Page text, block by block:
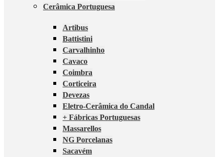
Cerâmica Portuguesa
Artibus
Battistini
Carvalhinho
Cavaco
Coimbra
Corticeira
Devezas
Eletro-Cerâmica do Candal
+ Fábricas Portuguesas
Massarellos
NG Porcelanas
Sacavém